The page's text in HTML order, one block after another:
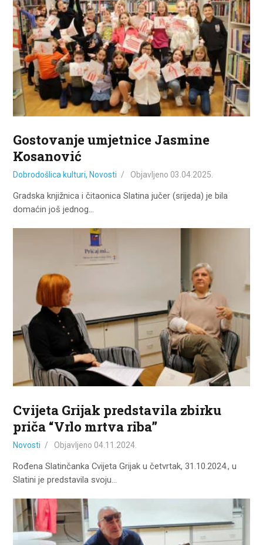
Gostovanje umjetnice Jasmine
Kosanović
Dobrodošlica kulturi, Novosti Objavljeno 03.04.2025.
Gradska knjižnica i čitaonica Slatina jučer (srijeda) je bila
domaćin još jednog…
Cvijeta Grijak predstavila zbirku
priča “Vrlo mrtva riba”
Novosti Objavljeno 04.11.2024.
Rođena Slatinčanka Cvijeta Grijak u četvrtak, 31.10.2024., u
Slatini je predstavila svoju…